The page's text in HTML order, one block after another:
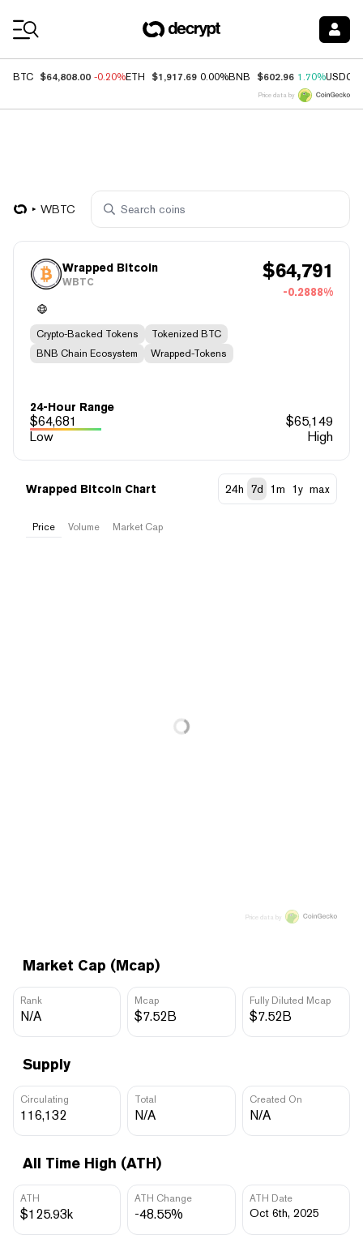
BTC $64,808.00 -0.20%ETH $1,917.69 0.00%BNB $602.96 1.70%USDC
Price data by
WBTC
Wrapped Bitcoin
WBTC $64,791
-0.2888%
Crypto-Backed Tokens
Tokenized BTC
BNB Chain Ecosystem
Wrapped-Tokens
24-Hour Range
$64,681 $65,149
Low
High
Market Cap (Mcap)
Rank
N/A
Mcap
$7.52B
Fully Diluted Mcap
$7.52B
Supply
Circulating
116,132
Total
N/A
Created On
N/A
All Time High (ATH)
ATH
$125.93k
ATH Change
-48.55%
ATH Date
Oct 6th, 2025
Wrapped Bitcoin Chart 24h 7d 1m 1y max
Price Volume Market Cap
Price data by